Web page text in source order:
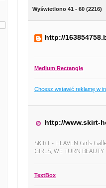
Wyświetlono 41 - 60 (2216)
http://
Medium Rectangle
Chcesz wstawić reklamę w
http://www.skirt-
SKIRT - HEAVEN Girls
GIRLS, WE TURN
TextBox